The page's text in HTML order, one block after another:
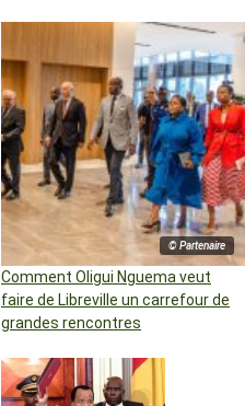
© Partenaire
Comment Oligui Nguema veut
faire de Libreville un carrefour de
grandes rencontres